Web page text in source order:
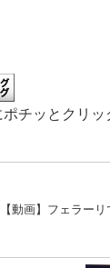
チッとクリ
【動画】フェラー